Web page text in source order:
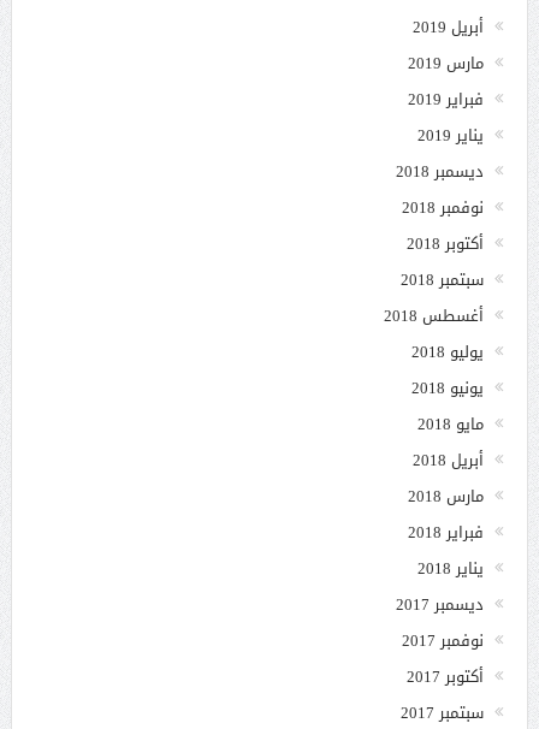
أبريل 2019
مارس 2019
فبراير 2019
يناير 2019
ديسمبر 2018
نوفمبر 2018
أكتوبر 2018
سبتمبر 2018
أغسطس 2018
يوليو 2018
يونيو 2018
مايو 2018
أبريل 2018
مارس 2018
فبراير 2018
يناير 2018
ديسمبر 2017
نوفمبر 2017
أكتوبر 2017
سبتمبر 2017